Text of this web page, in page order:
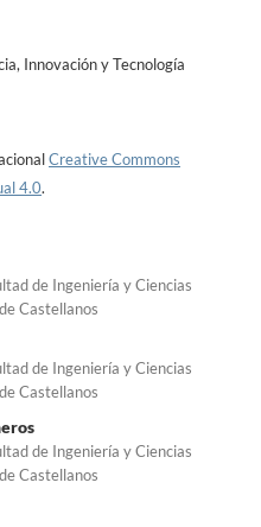
de Ingeniería y Ciencias
Castellanos
de Ingeniería y Ciencias
Castellanos
de Ingeniería y Ciencias
Castellanos
Innovación y Tecnología
Creative Commons
4.0.